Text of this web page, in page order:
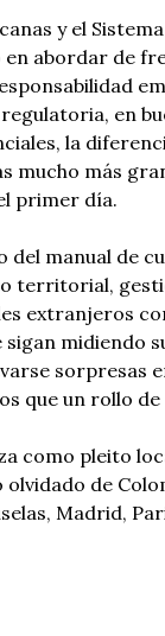
y el
abordar de
en
la
mucho más
primer día.
del manual de
territorial,
extranjeros
midiendo
sorpresas
que un rollo
como pleito
olvidado de
Madrid,